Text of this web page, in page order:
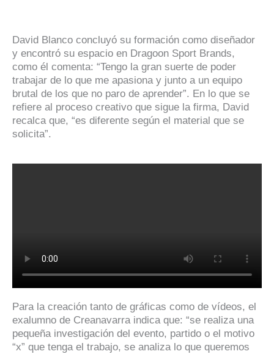
David Blanco concluyó su formación como diseñador
y encontró su espacio en Dragoon Sport Brands,
como él comenta: “Tengo la gran suerte de poder
trabajar de lo que me apasiona y junto a un equipo
brutal de los que no paro de aprender”. En lo que se
refiere al proceso creativo que sigue la firma, David
recalca que, “es diferente según el material que se
solicita”.
Para la creación tanto de gráficas como de vídeos, el
exalumno de Creanavarra indica que: “se realiza una
pequeña investigación del evento, partido o el motivo
“x” que tenga el trabajo, se analiza lo que queremos